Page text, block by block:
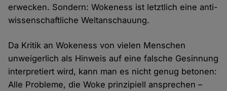
erwecken. Sondern: Wokeness ist letztlich eine anti-
wissenschaftliche Weltanschauung.
Da Kritik an Wokeness von vielen Menschen
unweigerlich als Hinweis auf eine falsche Gesinnung
interpretiert wird, kann man es nicht genug betonen:
Alle Probleme, die Woke prinzipiell ansprechen –